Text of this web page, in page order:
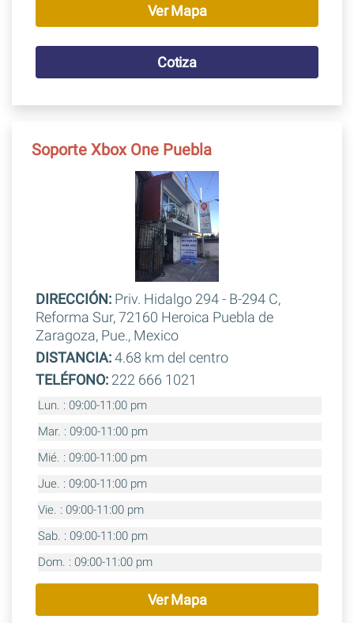
Ver Mapa
Cotiza
Soporte Xbox One Puebla
DIRECCIÓN:Priv. Hidalgo 294 - B-294 C,
Reforma Sur, 72160 Heroica Puebla de
Zaragoza, Pue., Mexico
DISTANCIA:4.68 km del centro
TELÉFONO:222 666 1021
Lun. : 09:00-11:00 pm
Mar. : 09:00-11:00 pm
Mié. : 09:00-11:00 pm
Jue. : 09:00-11:00 pm
Vie. : 09:00-11:00 pm
Sab. : 09:00-11:00 pm
Dom. : 09:00-11:00 pm
Ver Mapa